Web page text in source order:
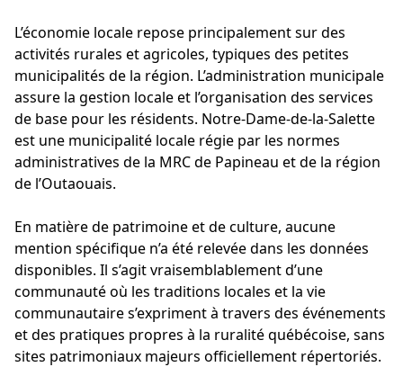
L’économie locale repose principalement sur des
activités rurales et agricoles, typiques des petites
municipalités de la région. L’administration municipale
assure la gestion locale et l’organisation des services
de base pour les résidents. Notre-Dame-de-la-Salette
est une municipalité locale régie par les normes
administratives de la MRC de Papineau et de la région
de l’Outaouais.
En matière de patrimoine et de culture, aucune
mention spécifique n’a été relevée dans les données
disponibles. Il s’agit vraisemblablement d’une
communauté où les traditions locales et la vie
communautaire s’expriment à travers des événements
et des pratiques propres à la ruralité québécoise, sans
sites patrimoniaux majeurs officiellement répertoriés.